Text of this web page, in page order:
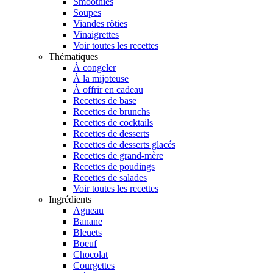
Soupes
Viandes rôties
Vinaigrettes
Voir toutes les recettes
Thématiques
À congeler
À la mijoteuse
À offrir en cadeau
Recettes de base
Recettes de brunchs
Recettes de cocktails
Recettes de desserts
Recettes de desserts glacés
Recettes de grand-mère
Recettes de poudings
Recettes de salades
Voir toutes les recettes
Ingrédients
Agneau
Banane
Bleuets
Boeuf
Chocolat
Courgettes